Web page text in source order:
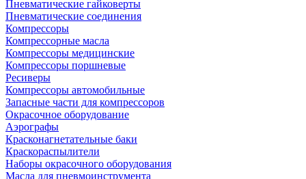
Пневматические гайковерты
Пневматические соединения
Компрессоры
Компрессорные масла
Компрессоры медицинские
Компрессоры поршневые
Ресиверы
Компрессоры автомобильные
Запасные части для компрессоров
Окрасочное оборудование
Аэрографы
Красконагнетательные баки
Краскораспылители
Наборы окрасочного оборудования
Масла для пневмоинструмента